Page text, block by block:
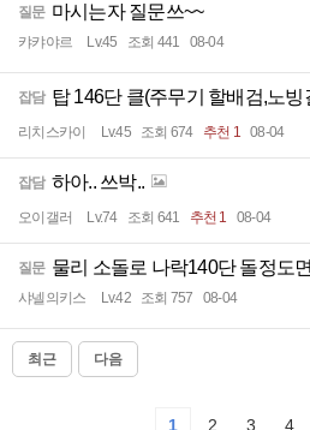
질문 마시는자 질문쓰~~
캬캬야르 Lv.45 조회 441 08-04
잡담 탑 146단 클(주무기 할배검,노빙
리치스카이 Lv.45 조회 674 추천 1 08-04
잡담 하아.. 쓰박..
오이갤러 Lv.74 조회 641 추천 1 08-04
질문 물리 소돌로 나락140단 돌정도
샤넬의키스 Lv.42 조회 757 08-04
최근 다음
1 2 3 4